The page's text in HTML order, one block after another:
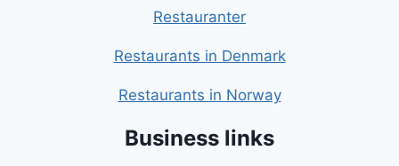
Restauranter
Restaurants in Denmark
Restaurants in Norway
Business links